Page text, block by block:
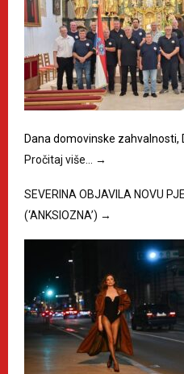
Dana domovinske zahvalnosti,
Pročitaj više…
→
SEVERINA OBJAVILA NOVU
(‘ANKSIOZNA’) →